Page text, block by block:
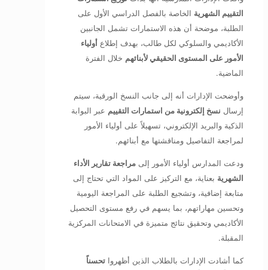
التقييم الشهرية الخاصة بالفصل الدراسي الأول على
الطلبة، موضحة أن هذه الاستمارات تشمل الجانبين
الأكاديمي والسلوكي لكل طالب، بهدف إطلاع أولياء
الأمور على المستوى الحقيقي لأبنائهم خلال الفترة
الماضية.
وأوضحت الإدارات أنه إلى جانب النسخ الورقية، سيتم
إرسال نسخ إلكترونية من استمارات التقييم عبر البوابة
الذكية والبريد الإلكتروني، تسهيلاً على أولياء الأمور
لمراجعة التفاصيل ومناقشتها مع أبنائهم.
ودعت المدارس أولياء الأمور إلى مراجعة تقارير الأداء
الشهرية بعناية، مع التركيز على المواد التي تحتاج إلى
متابعة إضافية، وتشجيع الطلبة على المراجعة اليومية
وتحسين مهاراتهم، بما يسهم في رفع مستوى التحصيل
الأكاديمي وتحقيق نتائج متميزة في الامتحانات المركزية
المقبلة.
كما أشادت الإدارات بالطلاب الذين أظهروا تحسناً